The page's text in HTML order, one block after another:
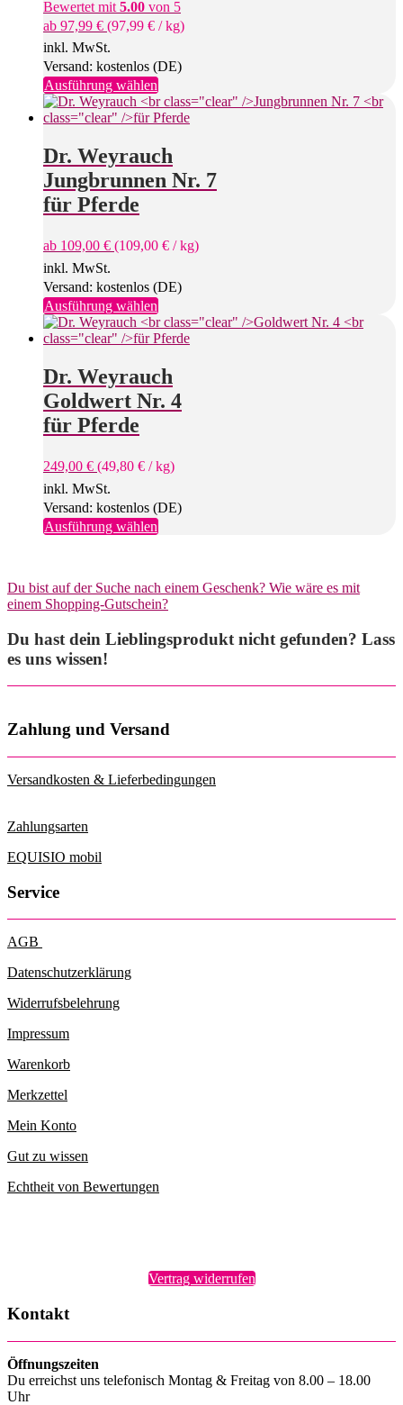
Bewertet mit 5.00 von 5
ab 97,99 € (97,99 € /kg)
inkl. MwSt.
Versand: kostenlos (DE)
Ausführung wählenDieses
Produkt
weist
Varianten
auf.
Die
der
gewählt
werden
Dr. Weyrauch
Jungbrunnen Nr. 7
für Pferde
ab 109,00 € (109,00 € /kg)
inkl. MwSt.
Versand: kostenlos (DE)
Ausführung wählenDieses
Produkt
weist
Varianten
auf.
Die
der
gewählt
werden
Dr. Weyrauch
Goldwert Nr. 4
für Pferde
249,00 € (49,80 € /kg)
inkl. MwSt.
Versand: kostenlos (DE)
Ausführung wählenDieses
Varianten
auf.
Optionen
der
gewählt
werden
Du bist auf der Suche nach einem Geschenk? Wie wäre es mit
einem Shopping-Gutschein?
Du hast dein Lieblingsprodukt nicht gefunden? Lass
es uns wissen!
Zahlung und Versand
Versandkosten & Lieferbedingungen
Zahlungsarten
EQUISIO mobil
Service
AGB
Datenschutzerklärung
Widerrufsbelehrung
Impressum
Warenkorb
Merkzettel
Mein Konto
Gut zu wissen
Echtheit von Bewertungen
Vertrag widerrufen
Kontakt
Öffnungszeiten
Du erreichst uns telefonisch Montag & Freitag von 8.00 – 18.00
Uhr